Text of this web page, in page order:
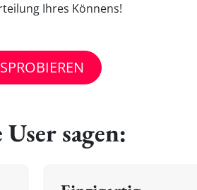
Ihres Könnens!
sagen: